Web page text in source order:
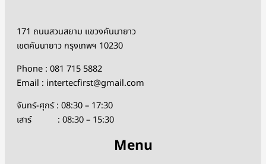
171 ถนนสวนสยาม แขวงคันนายาว
เขตคันนายาว กรุงเทพฯ 10230
Phone : 081 715 5882
Email : intertecfirst@gmail.com
จันทร์-ศุกร์ : 08:30 – 17:30
เสาร์ : 08:30 – 15:30
Menu